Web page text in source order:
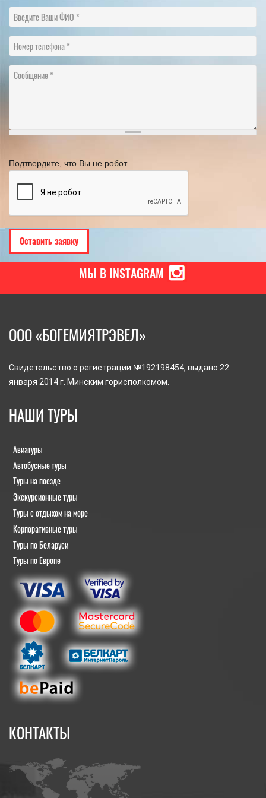
Введите Ваши ФИО
Номер телефона
Сообщение
Подтвердите, что Вы не робот
МЫ В INSTAGRAM
ООО «БОГЕМИЯТРЭВЕЛ»
Свидетельство о регистрации №192198454, выдано 22
января 2014 г. Минским горисполкомом.
НАШИ ТУРЫ
Авиатуры
Автобусные туры
Туры на поезде
Экскурсионные туры
Туры с отдыхом на море
Корпоративные туры
Туры по Беларуси
Туры по Европе
КОНТАКТЫ